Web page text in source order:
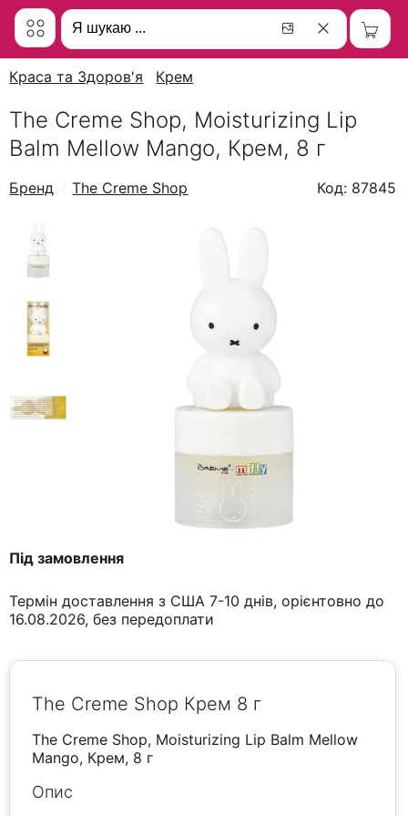
Краса та Здоров'я Крем
The Creme Shop, Moisturizing Lip
Balm Mellow Mango, Крем, 8 г
Бренд The Creme Shop Код: 87845
Під замовлення
Термін доставлення з США 7-10 днів, орієнтовно до
16.08.2026, без передоплати
The Creme Shop Крем 8 г
The Creme Shop, Moisturizing Lip Balm Mellow
Mango, Крем, 8 г
Опис